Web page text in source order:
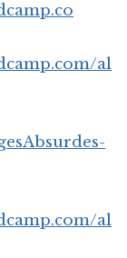
al
al